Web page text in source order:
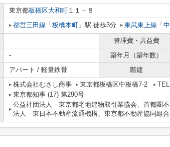
東京都板橋区大和町 １１－８
都営三田線 「 板橋本町 」駅 徒歩3分 東武東上線 「
- 管理費・共益費
- 築年月（築年数）
アパート / 軽量鉄骨 階建
株式会社むさし商事 東京都板橋区中板橋7-2
東京都知事 (17) 第290号
公益社団法人 東京都宅地建物取引業協会、首都圏
法人 東日本不動産流通機構、東京都不動産協同組合